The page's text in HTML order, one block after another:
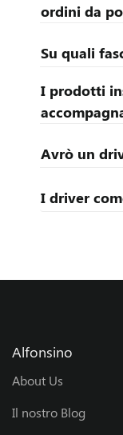
ordini da
Su
I prodotti
Avrò un
I driver
Alfonsino
About Us
Il nostro Blog